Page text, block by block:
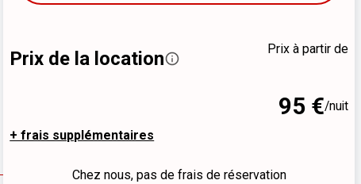
Prix de la location
+ frais supplémentaires
Prix à partir de
95 €/nuit
Chez nous, pas de frais de réservation